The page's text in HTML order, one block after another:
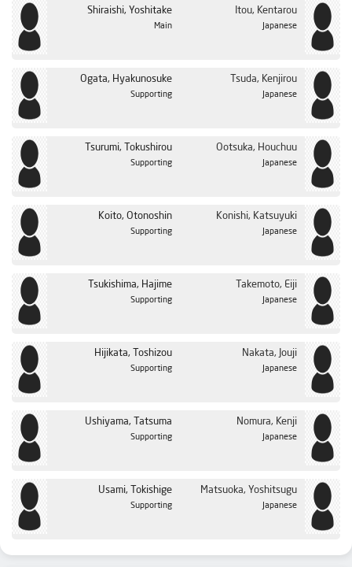
Shiraishi, Yoshitake
Main
Itou, Kentarou
Japanese
Ogata, Hyakunosuke
Supporting
Tsuda, Kenjirou
Japanese
Tsurumi, Tokushirou
Supporting
Ootsuka, Houchuu
Japanese
Koito, Otonoshin
Supporting
Konishi, Katsuyuki
Japanese
Tsukishima, Hajime
Supporting
Takemoto, Eiji
Japanese
Hijikata, Toshizou
Supporting
Nakata, Jouji
Japanese
Ushiyama, Tatsuma
Supporting
Nomura, Kenji
Japanese
Usami, Tokishige
Supporting
Matsuoka, Yoshitsugu
Japanese